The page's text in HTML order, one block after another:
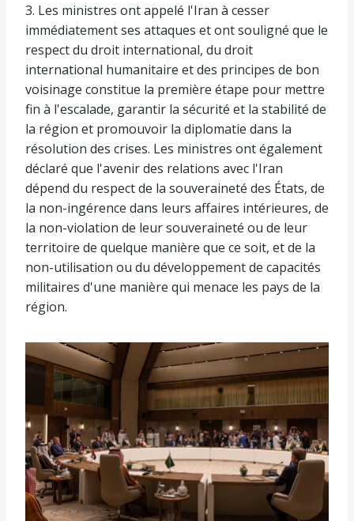
3. Les ministres ont appelé l'Iran à cesser
immédiatement ses attaques et ont souligné que le
respect du droit international, du droit
international humanitaire et des principes de bon
voisinage constitue la première étape pour mettre
fin à l'escalade, garantir la sécurité et la stabilité de
la région et promouvoir la diplomatie dans la
résolution des crises. Les ministres ont également
déclaré que l'avenir des relations avec l'Iran
dépend du respect de la souveraineté des États, de
la non-ingérence dans leurs affaires intérieures, de
la non-violation de leur souveraineté ou de leur
territoire de quelque manière que ce soit, et de la
non-utilisation ou du développement de capacités
militaires d'une manière qui menace les pays de la
région.